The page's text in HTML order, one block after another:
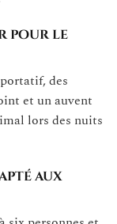
pour le
des
et un auvent
lors des nuits
aux